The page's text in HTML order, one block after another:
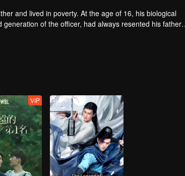
of the officer, had always resented his father
all his father's arrangements and transferred to
were assigned to the same class. They developed
VIP